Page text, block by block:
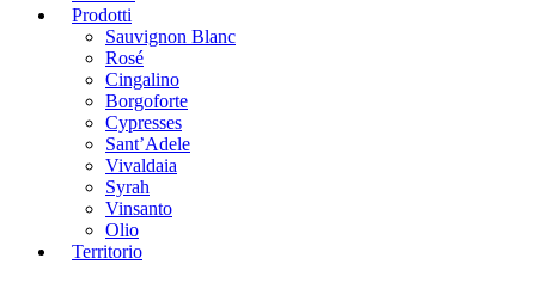
Prodotti
Sauvignon Blanc
Rosé
Cingalino
Borgoforte
Cypresses
Sant’Adele
Vivaldaia
Syrah
Vinsanto
Olio
Territorio